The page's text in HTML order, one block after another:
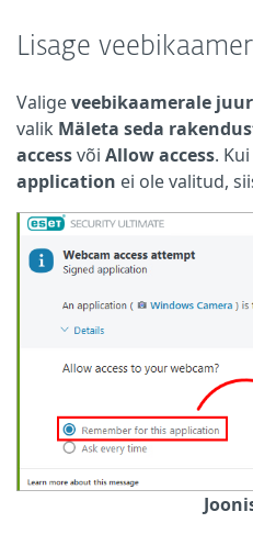
Lisage
Valigeveebikaamerale
valik Mäleta seda
accessvõi Allow access.
application ei ole valitud,